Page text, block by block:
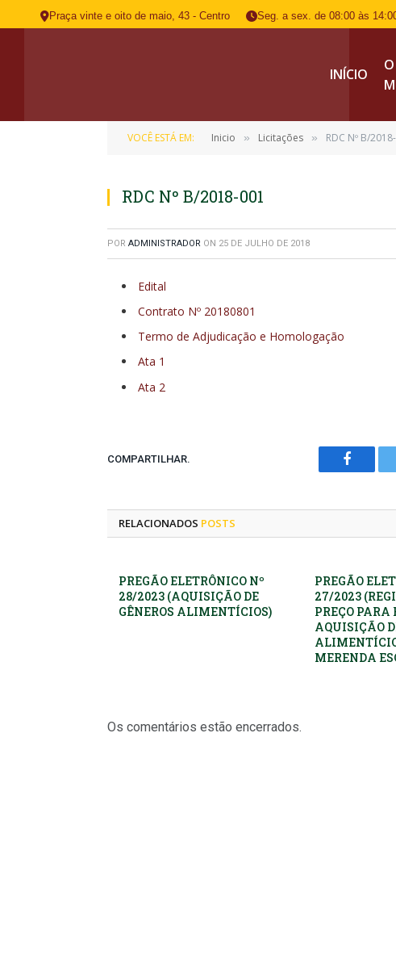
Praça vinte e oito de maio, 43 - Centro Seg. a sex. de 08:00 às
INÍCIO
O
VOCÊ ESTÁ EM: Inicio » Licitações » RDC Nº B/
RDC Nº B/2018-001
POR ADMINISTRADOR ON 25 DE JULHO DE 2018
Edital
Contrato Nº 20180801
Termo de Adjudicação e Homologação
Ata 1
Ata 2
COMPARTILHAR.
RELACIONADOS POSTS
PREGÃO ELETRÔNICO Nº
28/2023 (AQUISIÇÃO DE
GÊNEROS ALIMENTÍCIOS)
PREGÃO
27/2023
PREÇO
AQUISIÇÃO
MERENDA
Os comentários estão encerrados.